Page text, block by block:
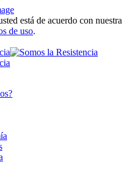
está de acuerdo con nuestra
de uso.